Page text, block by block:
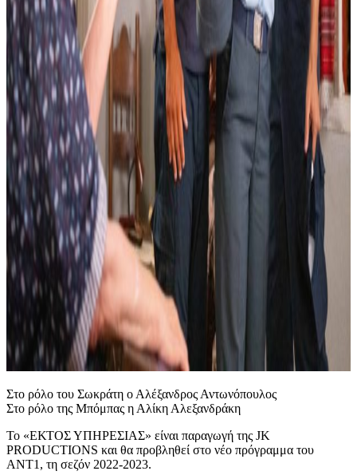
Στο ρόλο του Σωκράτη ο Αλέξανδρος Αντωνόπουλος
Στο ρόλο της Μπόμπας η Αλίκη Αλεξανδράκη
Το «ΕΚΤΟΣ ΥΠΗΡΕΣΙΑΣ» είναι παραγωγή της JK
PRODUCTIONS και θα προβληθεί στο νέο πρόγραμμα του
ΑΝΤ1, τη σεζόν 2022-2023.